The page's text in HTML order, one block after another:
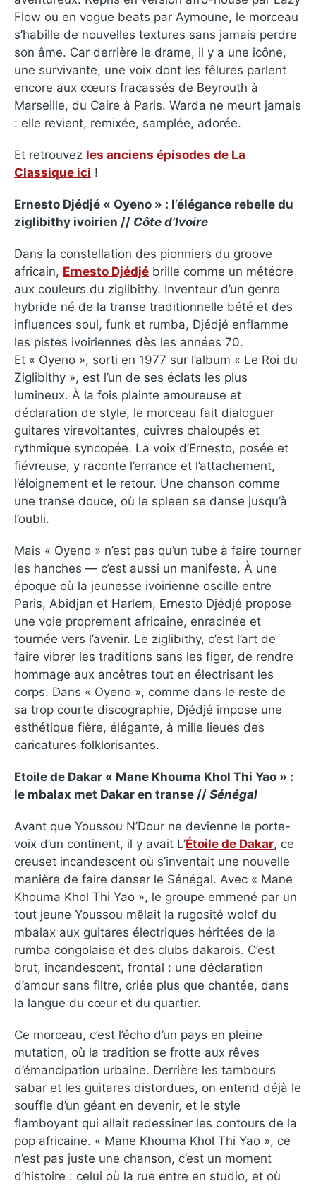
Flow ou en vogue beats par Aymoune, le morceau
s’habille de nouvelles textures sans jamais perdre
son âme. Car derrière le drame, il y a une icône,
une survivante, une voix dont les fêlures parlent
encore aux cœurs fracassés de Beyrouth à
Marseille, du Caire à Paris. Warda ne meurt jamais
: elle revient, remixée, samplée, adorée.
Et retrouvez les anciens épisodes de La
Classique ici !
Ernesto Djédjé « Oyeno » : l’élégance rebelle du
ziglibithy ivoirien // Côte d’Ivoire
Dans la constellation des pionniers du groove
africain, Ernesto Djédjé brille comme un météore
aux couleurs du ziglibithy. Inventeur d’un genre
hybride né de la transe traditionnelle bété et des
influences soul, funk et rumba, Djédjé enflamme
les pistes ivoiriennes dès les années 70.
Et « Oyeno », sorti en 1977 sur l’album « Le Roi du
Ziglibithy », est l’un de ses éclats les plus
lumineux. À la fois plainte amoureuse et
déclaration de style, le morceau fait dialoguer
guitares virevoltantes, cuivres chaloupés et
rythmique syncopée. La voix d’Ernesto, posée et
fiévreuse, y raconte l’errance et l’attachement,
l’éloignement et le retour. Une chanson comme
une transe douce, où le spleen se danse jusqu’à
l’oubli.
Mais « Oyeno » n’est pas qu’un tube à faire tourner
les hanches — c’est aussi un manifeste. À une
époque où la jeunesse ivoirienne oscille entre
Paris, Abidjan et Harlem, Ernesto Djédjé propose
une voie proprement africaine, enracinée et
tournée vers l’avenir. Le ziglibithy, c’est l’art de
faire vibrer les traditions sans les figer, de rendre
hommage aux ancêtres tout en électrisant les
corps. Dans « Oyeno », comme dans le reste de
sa trop courte discographie, Djédjé impose une
esthétique fière, élégante, à mille lieues des
caricatures folklorisantes.
Etoile de Dakar « Mane Khouma Khol Thi Yao » :
le mbalax met Dakar en transe // Sénégal
Avant que Youssou N’Dour ne devienne le porte-
voix d’un continent, il y avait L’Étoile de Dakar, ce
creuset incandescent où s’inventait une nouvelle
manière de faire danser le Sénégal. Avec « Mane
Khouma Khol Thi Yao », le groupe emmené par un
tout jeune Youssou mêlait la rugosité wolof du
mbalax aux guitares électriques héritées de la
rumba congolaise et des clubs dakarois. C’est
brut, incandescent, frontal : une déclaration
d’amour sans filtre, criée plus que chantée, dans
la langue du cœur et du quartier.
Ce morceau, c’est l’écho d’un pays en pleine
mutation, où la tradition se frotte aux rêves
d’émancipation urbaine. Derrière les tambours
sabar et les guitares distordues, on entend déjà le
souffle d’un géant en devenir, et le style
flamboyant qui allait redessiner les contours de la
pop africaine. « Mane Khouma Khol Thi Yao », ce
n’est pas juste une chanson, c’est un moment
d’histoire : celui où la rue entre en studio, et où